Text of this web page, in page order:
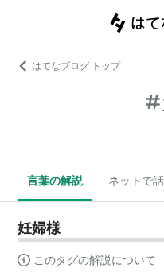
はてなブログ トップ
言葉の解説 ネットで
妊婦様
このタグの解説について